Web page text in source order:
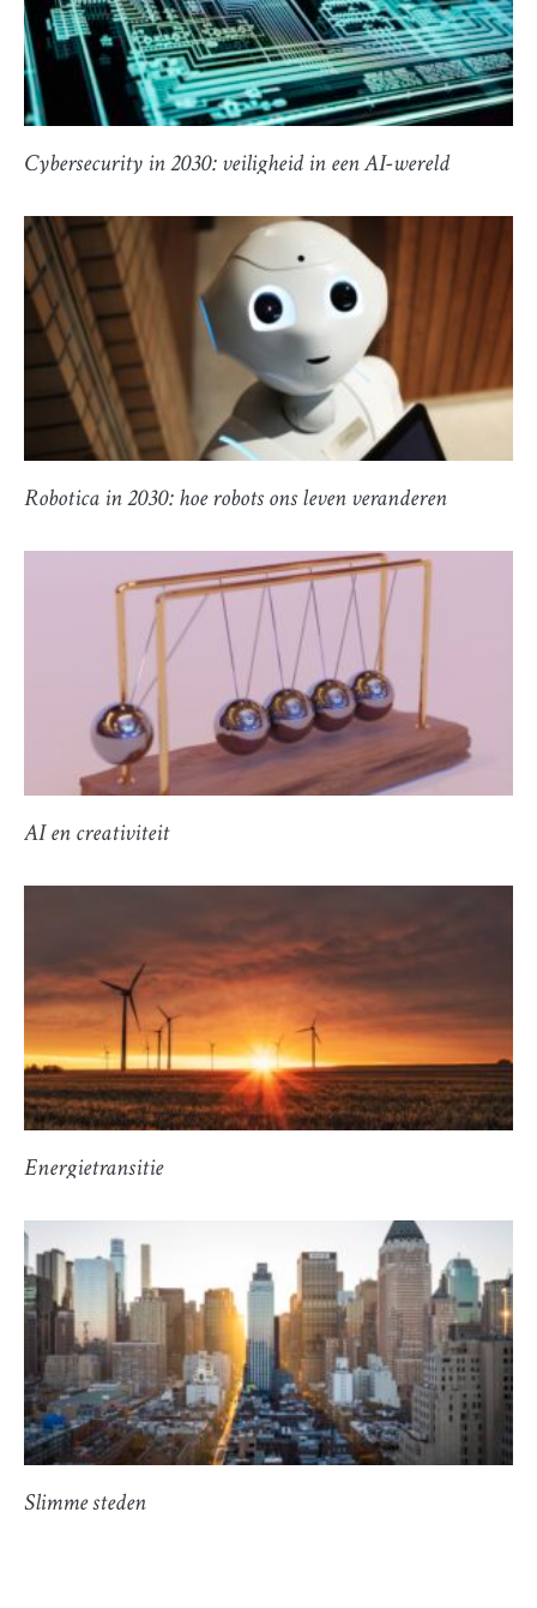
Cybersecurity in 2030: veiligheid in een AI-wereld
Robotica in 2030: hoe robots ons leven veranderen
AI en creativiteit
Energietransitie
Slimme steden